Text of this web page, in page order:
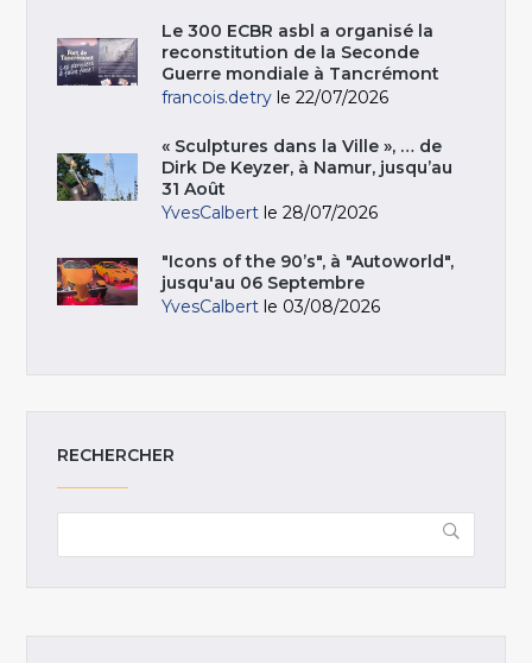
Le 300 ECBR asbl a organisé la
reconstitution de la Seconde
Guerre mondiale à Tancrémont
francois.detry le 22/07/2026
« Sculptures dans la Ville », … de
Dirk De Keyzer, à Namur, jusqu’au
31 Août
YvesCalbert le 28/07/2026
"Icons of the 90’s", à "Autoworld",
jusqu'au 06 Septembre
YvesCalbert le 03/08/2026
RECHERCHER